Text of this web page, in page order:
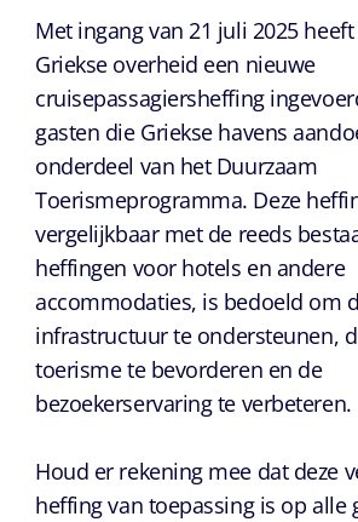
Met ingang van 21 juli 2025
Griekse overheid een nieuwe
cruisepassagiersheffing
gasten die Griekse havens
onderdeel van het Duurzaam
Toerismeprogramma. Deze
vergelijkbaar met de reeds
heffingen voor hotels en andere
accommodaties, is bedoeld om
infrastructuur te ondersteunen,
toerisme te bevorderen en de
bezoekerservaring te verbeteren.
Houd er rekening mee dat deze
heffing van toepassing is op alle